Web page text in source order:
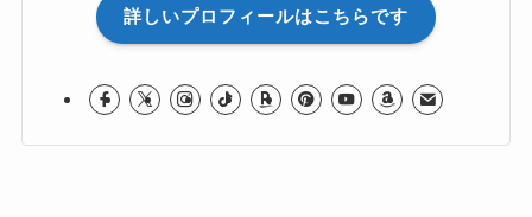
詳しいプロフィールはこちらです